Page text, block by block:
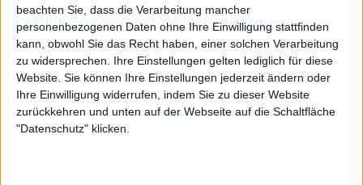
beachten Sie, dass die Verarbeitung mancher
personenbezogenen Daten ohne Ihre Einwilligung stattfinden
kann, obwohl Sie das Recht haben, einer solchen Verarbeitung
zu widersprechen. Ihre Einstellungen gelten lediglich für diese
Website. Sie können Ihre Einstellungen jederzeit ändern oder
Ihre Einwilligung widerrufen, indem Sie zu dieser Website
zurückkehren und unten auf der Webseite auf die Schaltfläche
"Datenschutz" klicken.
Newsletter abonnieren